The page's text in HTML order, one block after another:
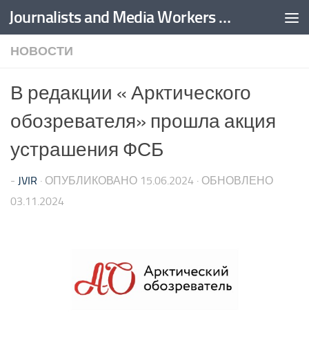
Перейти к содержимому Journalists and Media Workers United
НОВОСТИ
В редакции « Арктического
обозревателя» прошла акция
устрашения ФСБ
- JVIR · ОПУБЛИКОВАНО 15.06.2024 · ОБНОВЛЕНО
03.11.2024